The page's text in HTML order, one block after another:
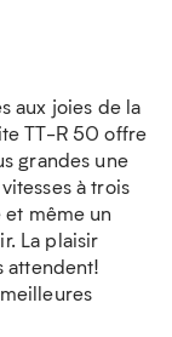
aux joies de la
TT-R 50 offre
grandes une
à trois
même un
La plaisir
attendent!